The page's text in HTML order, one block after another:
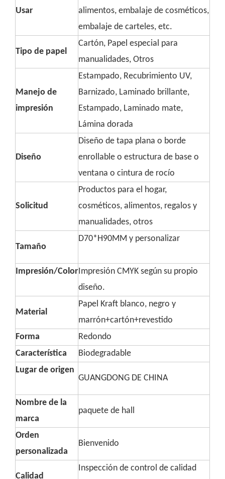
Usar
alimentos, embalaje de cosméticos,
embalaje de carteles, etc.
Tipo de papel
Cartón, Papel especial para
manualidades, Otros
Manejo de
impresión
Estampado, Recubrimiento UV,
Barnizado, Laminado brillante,
Estampado, Laminado mate,
Lámina dorada
Diseño
Diseño de tapa plana o borde
enrollable o estructura de base o
ventana o cintura de rocío
Solicitud
Productos para el hogar,
cosméticos, alimentos, regalos y
manualidades, otros
Tamaño
D70*H90MM y personalizar
Impresión/ColorImpresión CMYK según su propio
diseño.
Material
Papel Kraft blanco, negro y
marrón+cartón+revestido
Forma
Redondo
Característica
Biodegradable
Lugar de origen
GUANGDONG DE CHINA
Nombre de la
marca
paquete de hall
Orden
personalizada
Bienvenido
Calidad
Inspección de control de calidad